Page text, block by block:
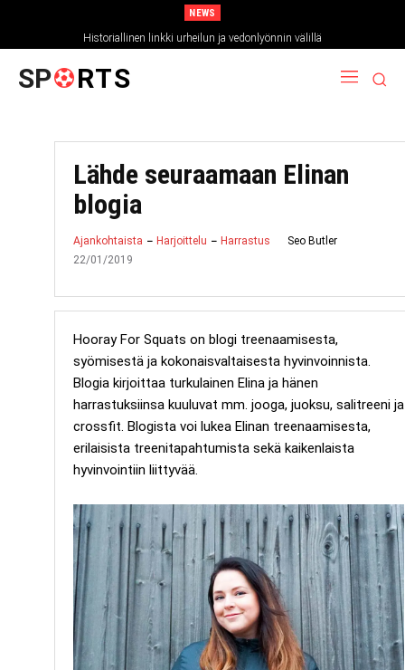
NEWS
Historiallinen linkki urheilun ja vedonlyönnin välillä
SP RTS
Lähde seuraamaan Elinan
blogia
Ajankohtaista Harjoittelu Harrastus
Seo Butler
22/01/2019
Hooray For Squats on blogi treenaamisesta,
syömisestä ja kokonaisvaltaisesta hyvinvoinnista.
Blogia kirjoittaa turkulainen Elina ja hänen
harrastuksiinsa kuuluvat mm. jooga, juoksu, salitreeni ja
crossfit. Blogista voi lukea Elinan treenaamisesta,
erilaisista treenitapahtumista sekä kaikenlaista
hyvinvointiin liittyvää.